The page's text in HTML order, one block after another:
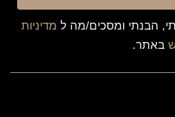
הבנתי ומסכים/מה ל מדיניות
באתר.